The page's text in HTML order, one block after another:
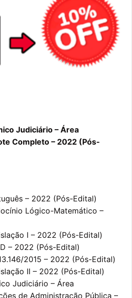
Judiciário – Área
Completo – 2022 (Pós-
– 2022 (Pós-Edital)
Lógico-Matemático –
I – 2022 (Pós-Edital)
– 2022 (Pós-Edital)
2015 – 2022 (Pós-Edital)
II – 2022 (Pós-Edital)
Judiciário – Área
de Administração Pública –